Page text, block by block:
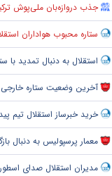
جذب دروازه‌بان ملی‌پوش
ستاره محبوب هواداران استقلال
استقلال به دنبال تمدید با
آخرین وضعیت ستاره
خرید خبرساز استقلال تیم
معمار پرسپولیس به دنبال بازگشت به
مدیران استقلال صدای